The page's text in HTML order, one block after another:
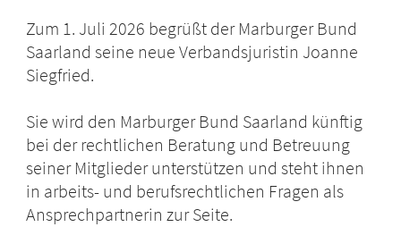
Zum 1. Juli 2026 begrüßt der Marburger Bund
Saarland seine neue Verbandsjuristin Joanne
Siegfried.
Sie wird den Marburger Bund Saarland künftig
bei der rechtlichen Beratung und Betreuung
seiner Mitglieder unterstützen und steht ihnen
in arbeits- und berufsrechtlichen Fragen als
Ansprechpartnerin zur Seite.